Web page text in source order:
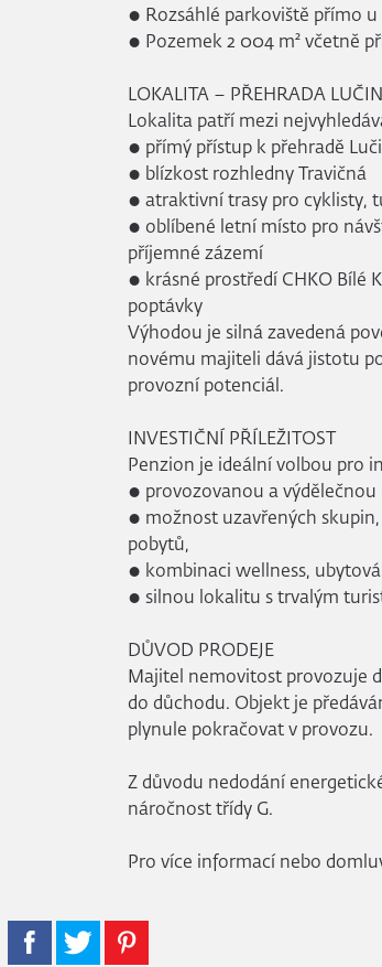
● Rozsáhlé parkoviště přímo
● Pozemek 2 004 m² včetně
LOKALITA – PŘEHRADA
Lokalita patří mezi
● přímý přístup k přehradě
● blízkost rozhledny Travičná
● atraktivní trasy pro cyklisty,
● oblíbené letní místo pro
příjemné zázemí
● krásné prostředí CHKO Bílé
poptávky
Výhodou je silná zavedená
novému majiteli dává jistotu
provozní potenciál.
INVESTIČNÍ PŘÍLEŽITOST
Penzion je ideální volbou pro
● provozovanou a
● možnost uzavřených
pobytů,
● kombinaci wellness,
● silnou lokalitu s trvalým
DŮVOD PRODEJE
Majitel nemovitost provozuje
do důchodu. Objekt je
plynule pokračovat v provozu.
Z důvodu nedodání
náročnost třídy G.
Pro více informací nebo